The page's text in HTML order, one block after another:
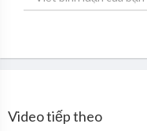
Video tiếp theo